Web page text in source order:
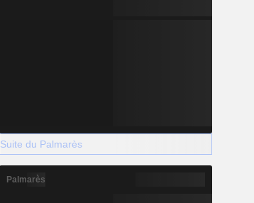
Suite du Palmarès
Palmarès